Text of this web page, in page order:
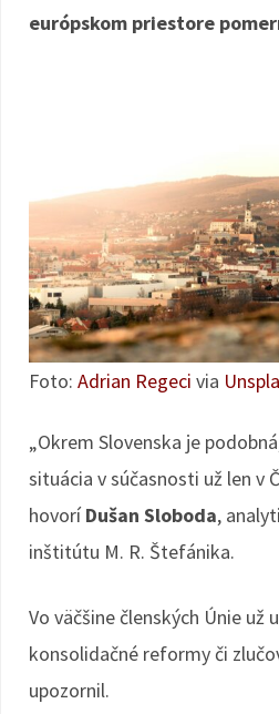
európskom priestore
Foto: Adrian Regeci via
„Okrem Slovenska je
situácia v súčasnosti už len v
hovoríDušan Sloboda,
inštitútu M. R. Štefánika.
Vo väčšine členských Únie už
konsolidačné reformy či
upozornil.